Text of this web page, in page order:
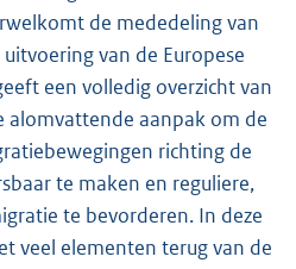
de mededeling van
van de Europese
een volledig overzicht van
alomvattende aanpak om de
richting de
te maken en reguliere,
te bevorderen. In deze
veel elementen terug van de